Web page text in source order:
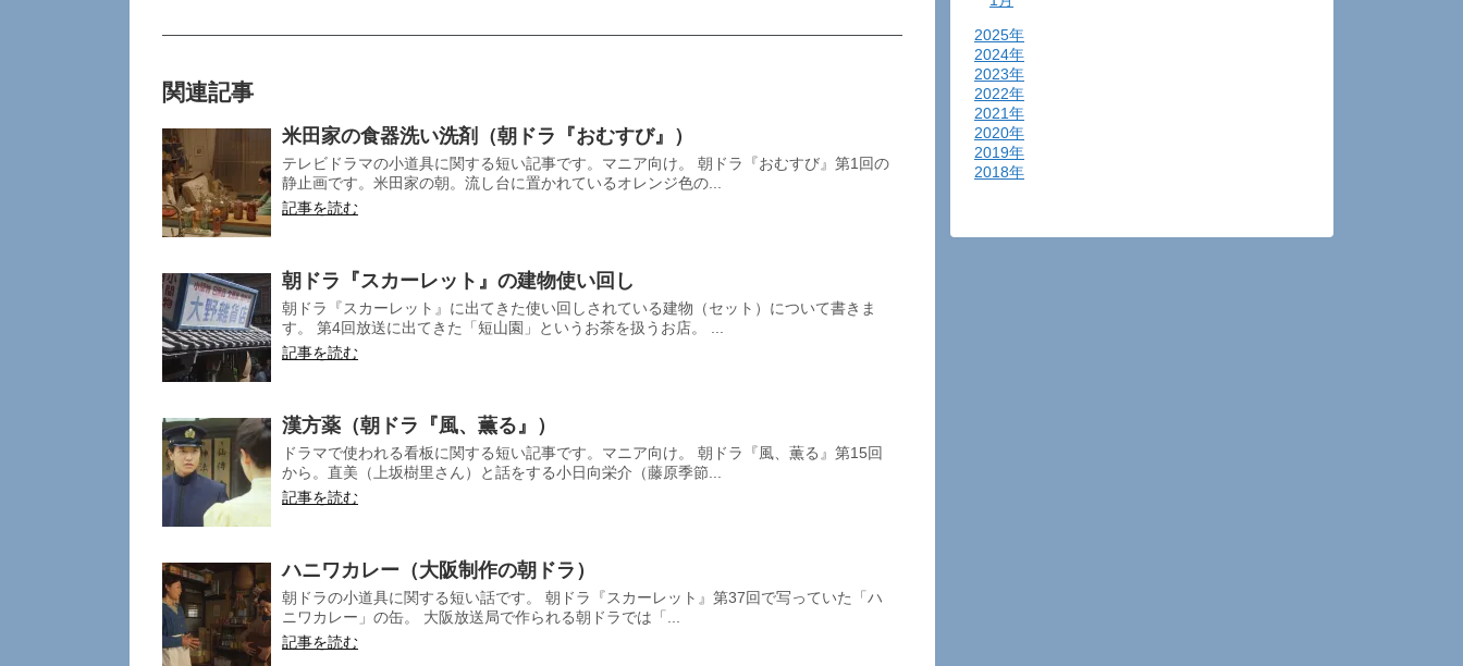
関連記事
米田家の食器洗い洗剤（朝ドラ『おむすび』）
テレビドラマの小道具に関する短い記事です。マニア向け。 朝ドラ『おむすび』第1回の
静止画です。米田家の朝。流し台に置かれているオレンジ色の...
記事を読む
朝ドラ『スカーレット』の建物使い回し
朝ドラ『スカーレット』に出てきた使い回しされている建物（セット）について書きま
す。 第4回放送に出てきた「短山園」というお茶を扱うお店。 ...
記事を読む
漢方薬（朝ドラ『風、薫る』）
ドラマで使われる看板に関する短い記事です。マニア向け。 朝ドラ『風、薫る』第15回
から。直美（上坂樹里さん）と話をする小日向栄介（藤原季節...
記事を読む
ハニワカレー（大阪制作の朝ドラ）
朝ドラの小道具に関する短い話です。 朝ドラ『スカーレット』第37回で写っていた「ハ
ニワカレー」の缶。 大阪放送局で作られる朝ドラでは「...
記事を読む
2025年
2024年
2023年
2022年
2021年
2020年
2019年
2018年